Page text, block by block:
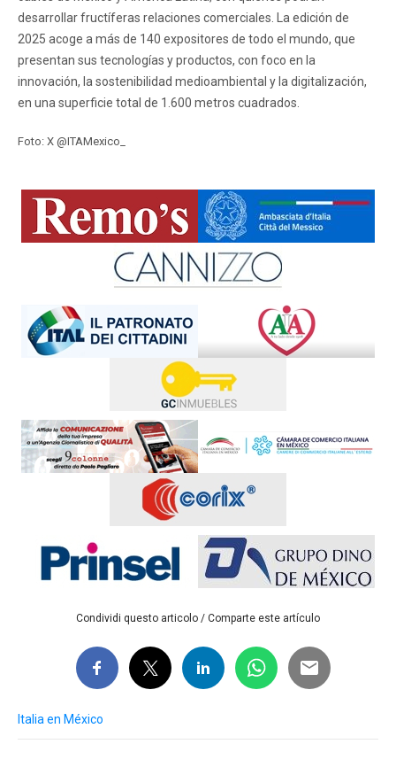
desarrollar fructíferas relaciones comerciales. La edición de
2025 acoge a más de 140 expositores de todo el mundo, que
presentan sus tecnologías y productos, con foco en la
innovación, la sostenibilidad medioambiental y la digitalización,
en una superficie total de 1.600 metros cuadrados.
Foto: X @ITAMexico_
Condividi questo articolo / Comparte este artículo
Italia en México